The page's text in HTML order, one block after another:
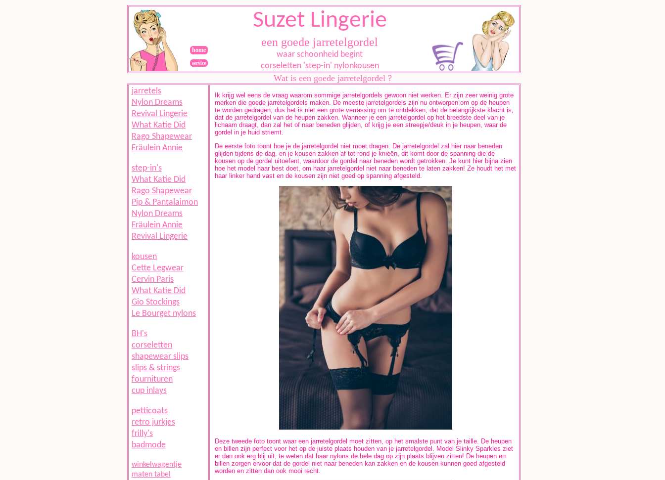
home
service
Suzet Lingerie
een goede jarretelgordel
waar schoonheid begint
corseletten 'step-in' nylonkousen
Wat is een goede jarretelgordel ?
jarretels
Nylon Dreams
Revival Lingerie
What Katie Did
Rago Shapewear
Fräulein Annie
step-in's
What Katie Did
Rago Shapewear
Pip & Pantalaimon
Nylon Dreams
Fräulein Annie
Revival Lingerie
kousen
Cette Legwear
Cervin Paris
What Katie Did
Gio Stockings
Le Bourget nylons
BH's
corseletten
shapewear slips
slips & strings
fournituren
cup inlays
petticoats
retro jurkjes
frilly's
badmode
winkelwagentje
maten tabel
Ik krijg wel eens de vraag waarom sommige jarretelgordels gewoon niet werken. Er zijn zeer weinig grote
merken die goede jarretelgordels maken. De meeste jarretelgordels zijn nu ontworpen om op de heupen
te worden gedragen, dus het is niet een grote verrassing om te ontdekken, dat de belangrijkste klacht is,
dat de jarretelgordel van de heupen zakken. Wanneer je een jarretelgordel op het breedste deel van je
lichaam draagt, dan zal het of naar beneden glijden, of krijg je een streepje/deuk in je heupen, waar de
gordel in je huid striemt.
De eerste foto toont hoe je de jarretelgordel niet moet dragen. De jarretelgordel zal hier naar beneden
glijden tijdens de dag, en je kousen zakken af tot rond je knieën, dit komt door de spanning die de
kousen op de gordel uitoefent, waardoor de gordel naar beneden wordt getrokken. Je kunt hier bijna zien
hoe het model haar best doet, om haar jarretelgordel niet naar beneden te laten zakken! Ze houdt het met
haar linker hand vast en de kousen zijn niet goed op spanning afgesteld.
Deze tweede foto toont waar een jarretelgordel moet zitten, op het smalste punt van je taille. De heupen
en billen zijn perfect voor het op de juiste plaats houden van je jarretelgordel. Model Slinky Sparkles ziet
er dan ook erg blij uit, te weten dat haar nylons de hele dag op zijn plaats blijven zitten! De heupen en
billen zorgen ervoor dat de gordel niet naar beneden kan zakken en de kousen kunnen goed afgesteld
worden en zitten dan ook mooi recht.